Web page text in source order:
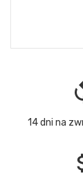
14 dni na